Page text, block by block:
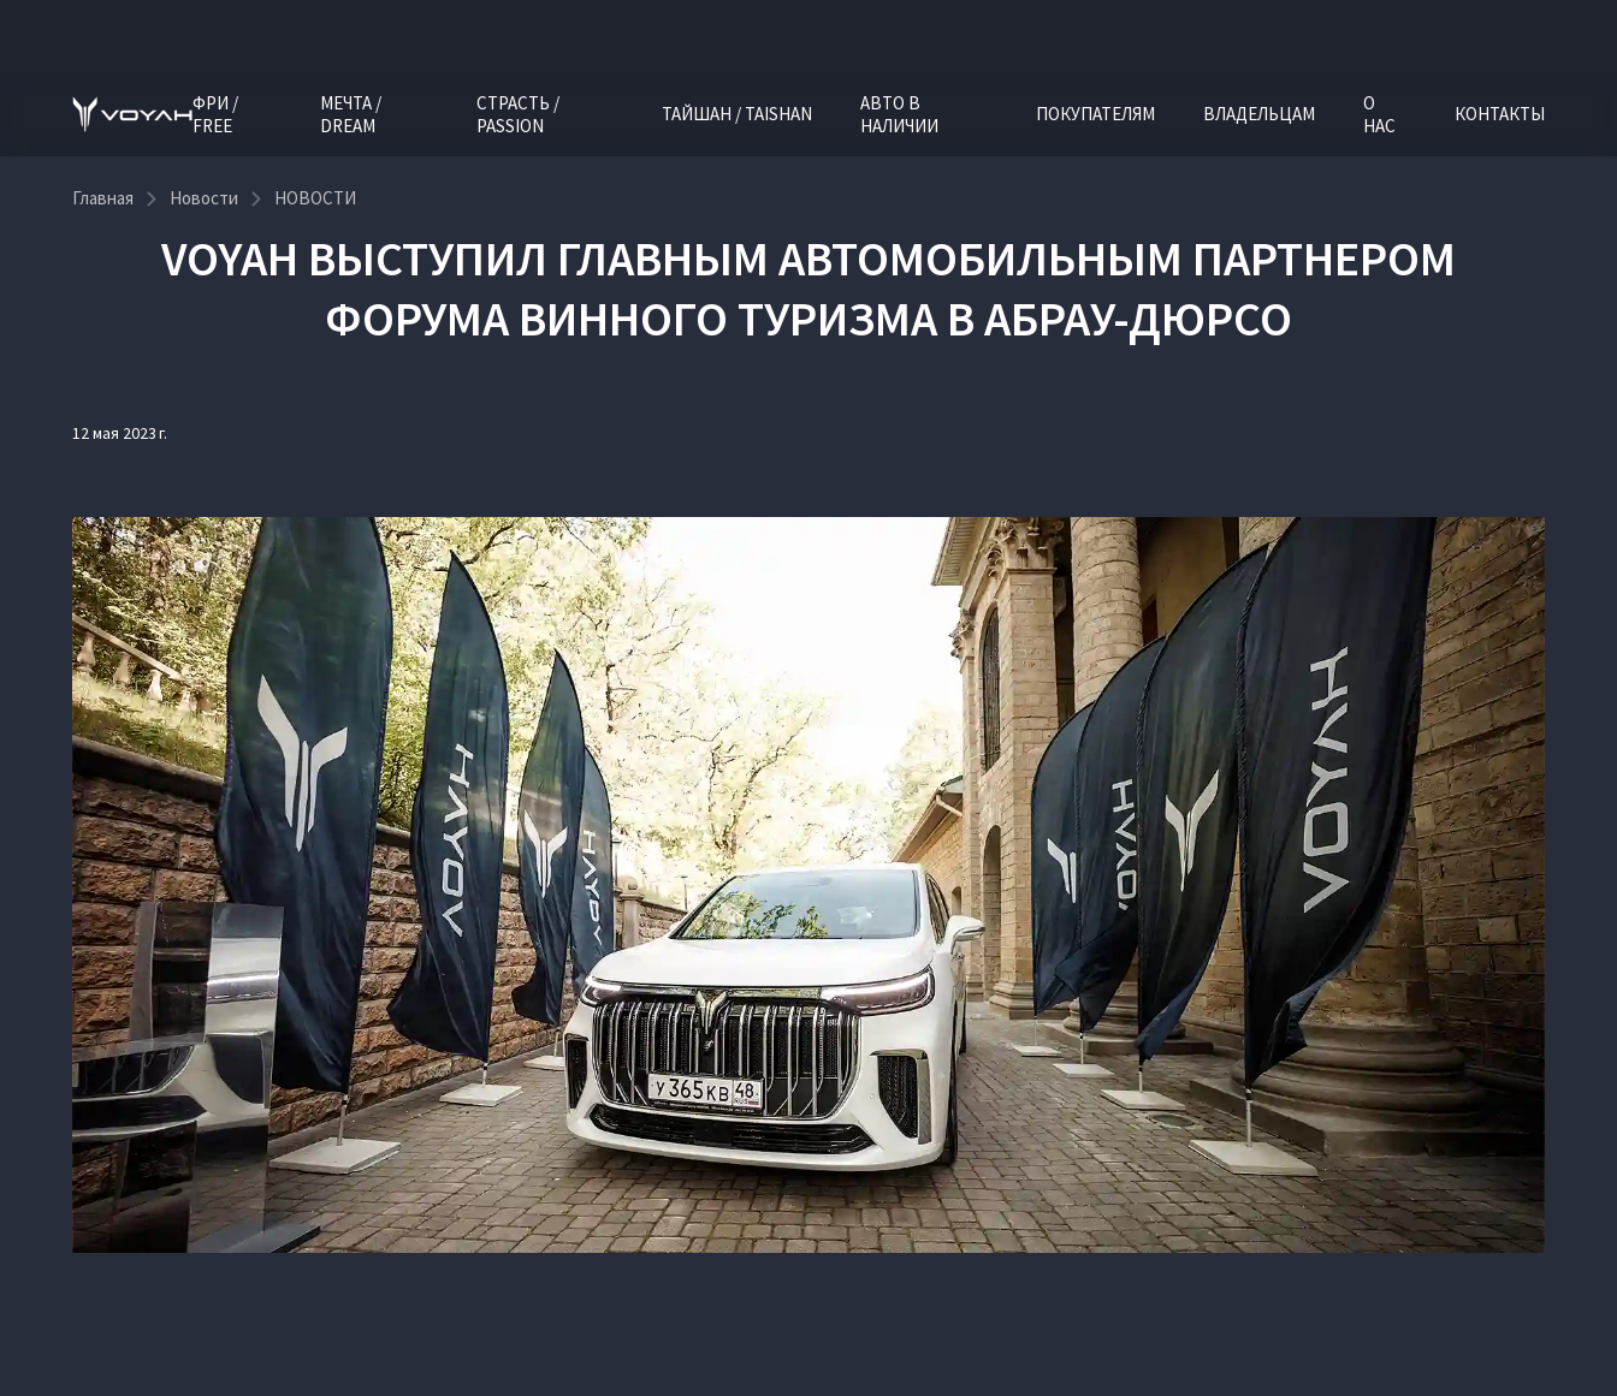
ФРИ /
FREE
МЕЧТА /
DREAM
СТРАСТЬ /
PASSION
ТАЙШАН / TAISHAN
АВТО В
НАЛИЧИИ
ПОКУПАТЕЛЯМ ВЛАДЕЛЬЦАМ
О
НАС
КОНТАКТЫ
Главная Новости НОВОСТИ
VOYAH ВЫСТУПИЛ ГЛАВНЫМ АВТОМОБИЛЬНЫМ ПАРТНЕРОМ
ФОРУМА ВИННОГО ТУРИЗМА В АБРАУ-ДЮРСО
12 мая 2023 г.